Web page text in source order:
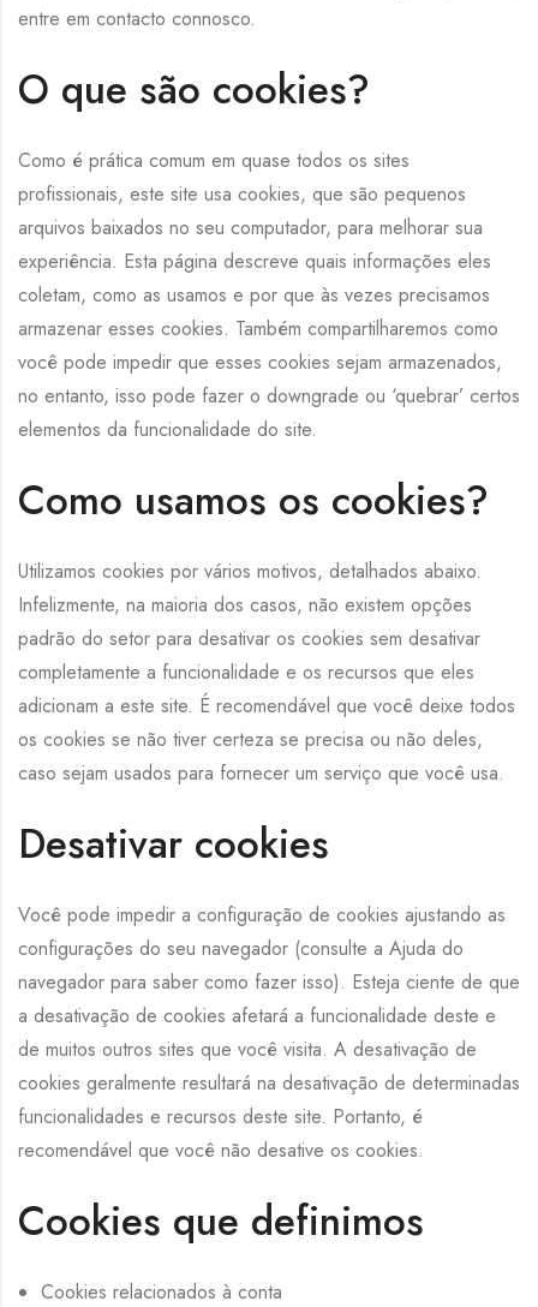
entre em contacto connosco.
O que são cookies?
Como é prática comum em quase todos os sites
profissionais, este site usa cookies, que são pequenos
arquivos baixados no seu computador, para melhorar sua
experiência. Esta página descreve quais informações eles
coletam, como as usamos e por que às vezes precisamos
armazenar esses cookies. Também compartilharemos como
você pode impedir que esses cookies sejam armazenados,
no entanto, isso pode fazer o downgrade ou ‘quebrar’ certos
elementos da funcionalidade do site.
Como usamos os cookies?
Utilizamos cookies por vários motivos, detalhados abaixo.
Infelizmente, na maioria dos casos, não existem opções
padrão do setor para desativar os cookies sem desativar
completamente a funcionalidade e os recursos que eles
adicionam a este site. É recomendável que você deixe todos
os cookies se não tiver certeza se precisa ou não deles,
caso sejam usados ​​para fornecer um serviço que você usa.
Desativar cookies
Você pode impedir a configuração de cookies ajustando as
configurações do seu navegador (consulte a Ajuda do
navegador para saber como fazer isso). Esteja ciente de que
a desativação de cookies afetará a funcionalidade deste e
de muitos outros sites que você visita. A desativação de
cookies geralmente resultará na desativação de determinadas
funcionalidades e recursos deste site. Portanto, é
recomendável que você não desative os cookies.
Cookies que definimos
Cookies relacionados à conta